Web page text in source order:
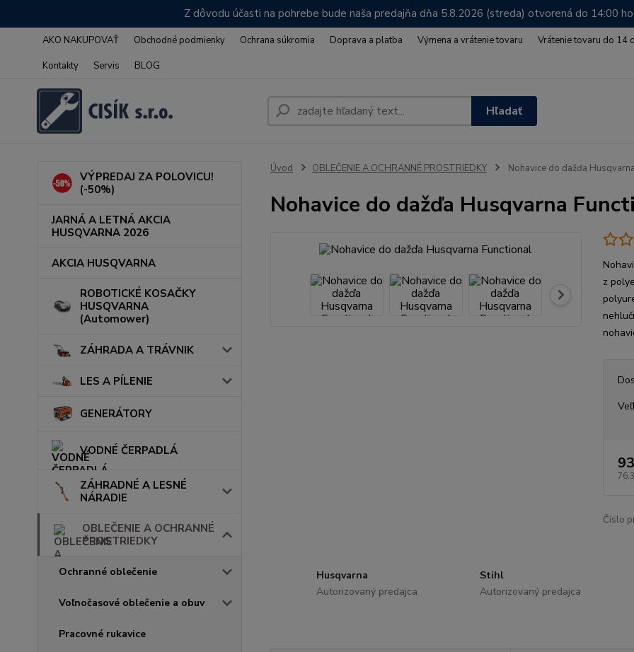
Z dôvodu účasti na pohrebe bude naša predajňa dňa 5.8.2026 (streda) otvorená do 14:00
AKO NAKUPOVAŤ Obchodné podmienky Ochrana súkromia Doprava a platba Výmena a vrátenie tovaru
Vrátenie tovaru do 14
Kontakty
Servis BLOG
Hľadať
VÝPREDAJ ZA POLOVICU!
(-50%)
JARNÁ A LETNÁ AKCIA
HUSQVARNA 2026
AKCIA HUSQVARNA
ROBOTICKÉ KOSAČKY
HUSQVARNA
(Automower)
ZÁHRADA A TRÁVNIK
LES A PÍLENIE
GENERÁTORY
VODNÉ ČERPADLÁ
ZÁHRADNÉ A LESNÉ
NÁRADIE
OBLEČENIE A OCHRANNÉ
PROSTRIEDKY
Ochranné oblečenie
Voľnočasové oblečenie a obuv
Pracovné rukavice
Úvod OBLEČENIE A OCHRANNÉ PROSTRIEDKY Nohavice do dažďa
Nohavice do dažďa Husqvarna
z
Číslo
Husqvarna
Autorizovaný predajca
Stihl
Autorizovaný predajca